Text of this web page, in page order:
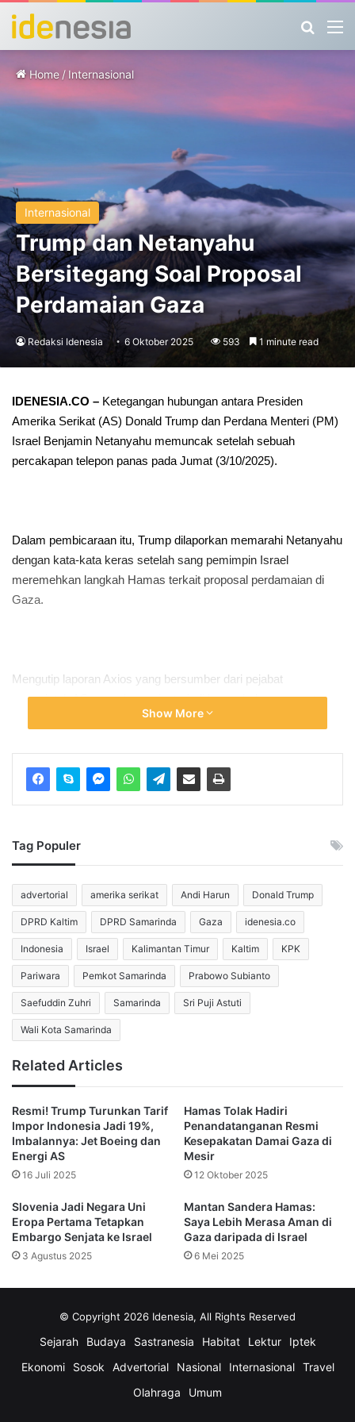
Home / Internasional
Internasional
Trump dan Netanyahu
Bersitegang Soal Proposal
Perdamaian Gaza
Redaksi Idenesia 6 Oktober 2025 593 1 minute read
IDENESIA.CO – Ketegangan hubungan antara Presiden
Amerika Serikat (AS) Donald Trump dan Perdana Menteri (PM)
Israel Benjamin Netanyahu memuncak setelah sebuah
percakapan telepon panas pada Jumat (3/10/2025).
Dalam pembicaraan itu, Trump dilaporkan memarahi Netanyahu
dengan kata-kata keras setelah sang pemimpin Israel
meremehkan langkah Hamas terkait proposal perdamaian di
Gaza.
Mengutip laporan Axios yang bersumber dari pejabat
pemerintah AS, percakapan itu terjadi hanya beberapa saat
setelah Hamas mengumumkan kesediaannya membebaskan
melucuti senjatanya, Al Arabiya pada Minggu (5/10/2025)
Trump menilai perkembangan tersebut sebagai peluang besar
menuju gencatan senjata. Ia langsung menelepon Netanyahu
untuk membahasnya. Namun, respons Netanyahu justru
bernada skeptis. Menurut sumber Axios, Netanyahu menyebut
langkah Hamas itu tidak ada artinya dan bukan sesuatu yang
perlu dirayakan.
Pernyataan ini membuat Trump naik pitam.
“Saya tidak tahu kenapa kau selalu negatif sialan. Ini
kemenangan. Terima saja,” kata Trump kepada Netanyahu,
seperti dikutip pejabat AS yang mengetahui isi percakapan
tersebut.
Meski pada Sabtu malam pihak Israel mencoba meredam
sepenuhnya sejalan, sumber pemerintah AS mengonfirmasi
bahwa percakapan Jumat itu berlangsung tegang dan Trump
Show More
Tag Populer
advertorial amerika serikat Andi Harun Donald Trump
DPRD Kaltim DPRD Samarinda Gaza idenesia.co
Indonesia Israel Kalimantan Timur Kaltim KPK
Pariwara Pemkot Samarinda Prabowo Subianto
Saefuddin Zuhri Samarinda Sri Puji Astuti
Wali Kota Samarinda
Related Articles
Resmi! Trump Turunkan Tarif
Impor Indonesia Jadi 19%,
Imbalannya: Jet Boeing dan
Energi AS
16 Juli 2025
Hamas Tolak Hadiri
Penandatanganan Resmi
Kesepakatan Damai Gaza di
Mesir
12 Oktober 2025
Slovenia Jadi Negara Uni
Eropa Pertama Tetapkan
Embargo Senjata ke Israel
3 Agustus 2025
Mantan Sandera Hamas:
Saya Lebih Merasa Aman di
Gaza daripada di Israel
6 Mei 2025
© Copyright 2026 Idenesia, All Rights Reserved
Sejarah Budaya Sastranesia Habitat Lektur
Iptek
Ekonomi
Sosok Advertorial Nasional Internasional
Travel
Olahraga
Umum